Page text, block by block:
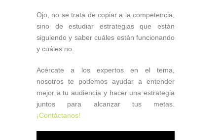
Ojo, no se trata de copiar a la competencia,
sino de estudiar estrategias que están
siguiendo y saber cuáles están funcionando
y cuáles no.
Acércate a los expertos en el tema,
nosotros te podemos ayudar a entender
mejor a tu audiencia y hacer una estrategia
juntos para alcanzar tus metas.
¡Contáctanos!